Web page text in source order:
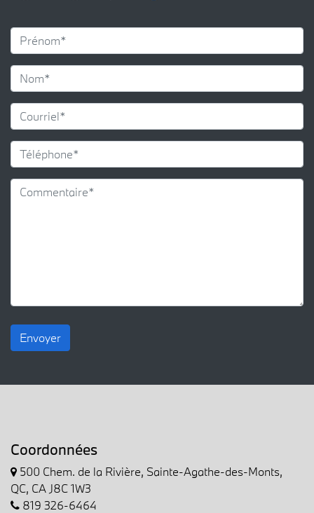
Envoyer
Coordonnées
500 Chem. de la Rivière, Sainte-Agathe-des-Monts,
QC, CA J8C 1W3
819 326-6464